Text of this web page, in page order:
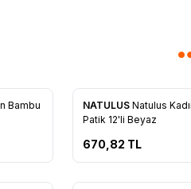
Bambu
Favorilere Ekle
NATULUS Natulus
Patik 12'li Beyaz
670,82 TL